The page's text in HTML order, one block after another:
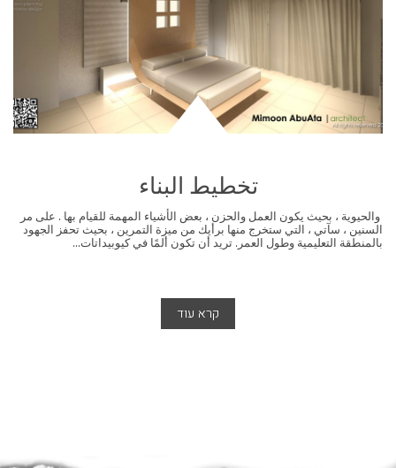
تخطيط البناء
والحيوية ، بحيث يكون العمل والحزن ، بعض الأشياء المهمة للقيام بها . على مر
السنين ، سآتي ، التي ستخرج منها برأيك من ميزة التمرين ، بحيث تحفز الجهود
بالمنطقة التعليمية وطول العمر. تريد أن تكون ألمًا في كيوبيداتات...
קרא עוד